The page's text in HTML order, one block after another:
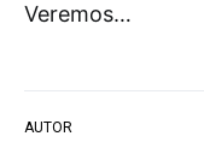
AUTOR
Veremos…